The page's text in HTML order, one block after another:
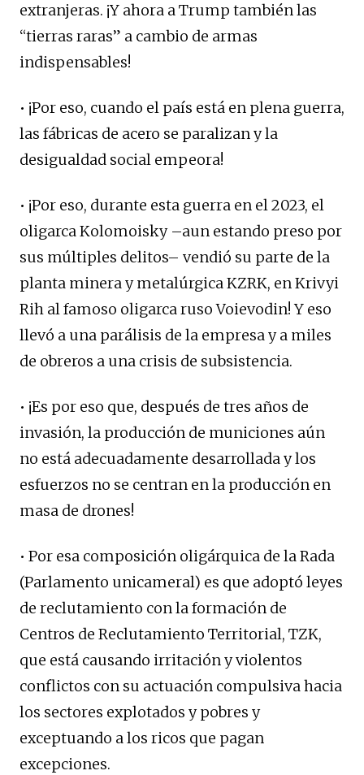
extranjeras. ¡Y ahora a Trump también las
“tierras raras” a cambio de armas
indispensables!
• ¡Por eso, cuando el país está en plena guerra,
las fábricas de acero se paralizan y la
desigualdad social empeora!
• ¡Por eso, durante esta guerra en el 2023, el
oligarca Kolomoisky –aun estando preso por
sus múltiples delitos– vendió su parte de la
planta minera y metalúrgica KZRK, en Krivyi
Rih al famoso oligarca ruso Voievodin! Y eso
llevó a una parálisis de la empresa y a miles
de obreros a una crisis de subsistencia.
• ¡Es por eso que, después de tres años de
invasión, la producción de municiones aún
no está adecuadamente desarrollada y los
esfuerzos no se centran en la producción en
masa de drones!
• Por esa composición oligárquica de la Rada
(Parlamento unicameral) es que adoptó leyes
de reclutamiento con la formación de
Centros de Reclutamiento Territorial, TZK,
que está causando irritación y violentos
conflictos con su actuación compulsiva hacia
los sectores explotados y pobres y
exceptuando a los ricos que pagan
excepciones.